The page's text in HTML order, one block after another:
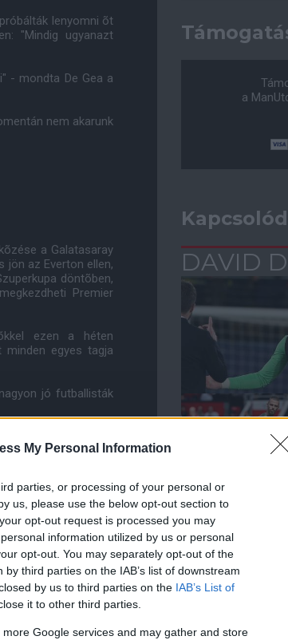
My Personal Information
parties, or processing of your personal or
us, please use the below opt-out section to
opt-out request is processed you may
information utilized by us or personal
opt-out. You may separately opt-out of the
third parties on the IAB’s list of downstream
by us to third parties on the IAB’s List of
it to other third parties.
Google services and may gather and store
lenyomni õt
"Mindig ugyanazt
- mondta De Gea a
nem akarunk
a Galatasaray
jön az Everton ellen,
döntõben,
Premier
ezen a héten
egyes tagja
jó futballisták
és majd
a
DAVID